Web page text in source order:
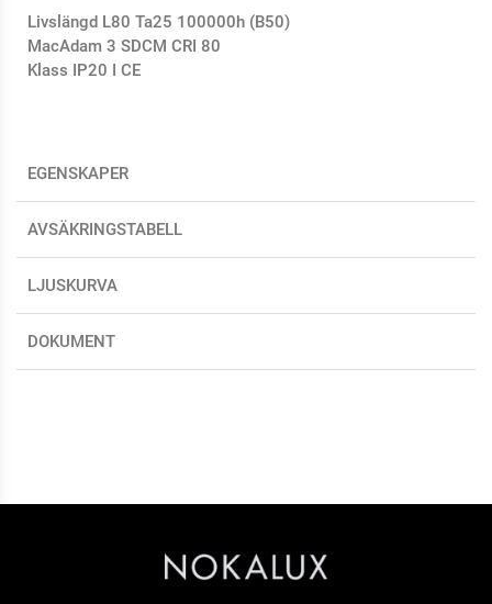
Livslängd L80 Ta25 100000h (B50)
MacAdam 3 SDCM CRI 80
Klass IP20 I CE
EGENSKAPER
AVSÄKRINGSTABELL
LJUSKURVA
DOKUMENT